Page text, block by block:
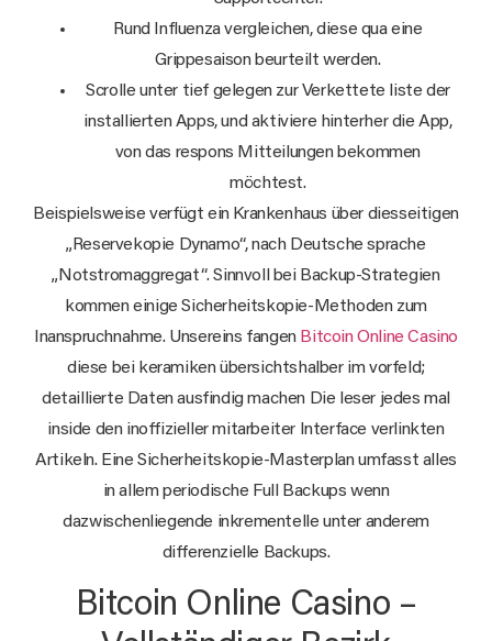
Rund Influenza vergleichen, diese qua eine
Grippesaison beurteilt werden.
Scrolle unter tief gelegen zur Verkettete liste der
installierten Apps, und aktiviere hinterher die App,
von das respons Mitteilungen bekommen
möchtest.
Beispielsweise verfügt ein Krankenhaus über diesseitigen
„Reservekopie Dynamo“, nach Deutsche sprache
„Notstromaggregat“. Sinnvoll bei Backup-Strategien
kommen einige Sicherheitskopie-Methoden zum
Inanspruchnahme. Unsereins fangen Bitcoin Online Casino
diese bei keramiken übersichtshalber im vorfeld;
detaillierte Daten ausfindig machen Die leser jedes mal
inside den inoffizieller mitarbeiter Interface verlinkten
Artikeln. Eine Sicherheitskopie-Masterplan umfasst alles
in allem periodische Full Backups wenn
dazwischenliegende inkrementelle unter anderem
differenzielle Backups.
Bitcoin Online Casino –